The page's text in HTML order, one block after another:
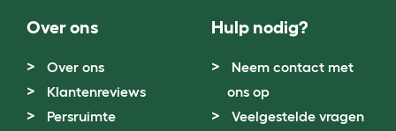
Over ons
Over ons
Klantenreviews
Persruimte
Hulp nodig?
Neem contact met
ons op
Veelgestelde vragen